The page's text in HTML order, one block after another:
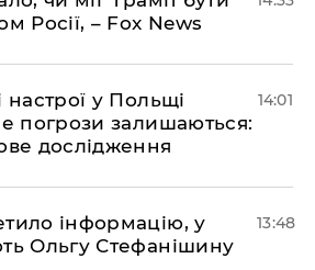
Росії, – Fox News
настрої у Польщі
погрози залишаються:
дослідження
14:01
інформацію, у
Ольгу Стефанішину
13:48